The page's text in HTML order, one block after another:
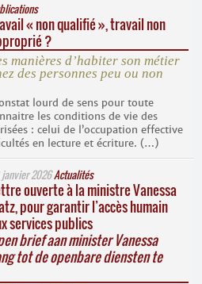
« non qualifié », travail non
?
manières d’habiter son métier
des personnes peu ou non
lourd de sens pour toute
les conditions de vie des
: celui de l’occupation effective
en lecture et écriture. (…)
2026Actualités
ouverte à la ministre Vanessa
pour garantir l’accès humain
services publics
brief aan minister Vanessa
tot de openbare diensten te